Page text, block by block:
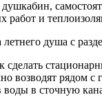
душа с
сделать
возводят рядом с
воды в сточную